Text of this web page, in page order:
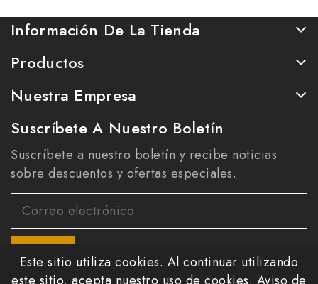
Información De La Tienda
Productos
Nuestra Empresa
Suscríbete A Nuestro Boletín
Suscríbete a nuestro boletín y recibe noticias
sobre descuentos y ofertas especiales.
Este sitio utiliza cookies. Al continuar utilizando